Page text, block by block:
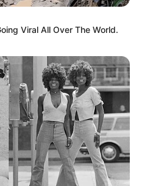
Viral All Over The World.